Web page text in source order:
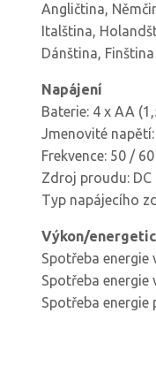
Angličtina,
Italština,
Dánština, Finština
Napájení
Baterie: 4 x AA
Jmenovité
Frekvence: 50 /
Zdroj proudu: DC
Typ napájecího
Výkon/
Spotřeba energie
Spotřeba
Spotřeba energie